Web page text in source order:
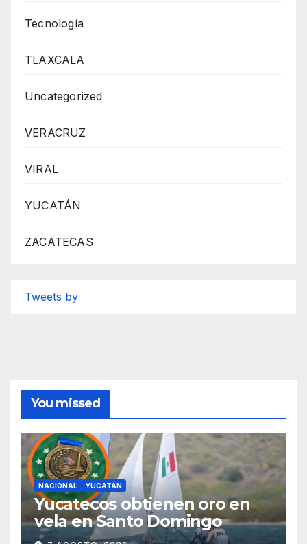
Tecnología
TLAXCALA
Uncategorized
VERACRUZ
VIRAL
YUCATÁN
ZACATECAS
Tweets by
You missed
NACIONAL YUCATÁN
Yucatecos obtienen oro en
vela en Santo Domingo